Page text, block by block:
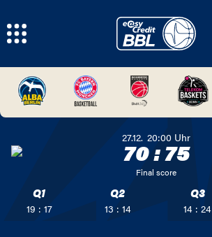
27.12. 20:00 Uhr
70:75
Final score
Q1
19 : 17
Q2
13 : 14
Q3
14 : 24